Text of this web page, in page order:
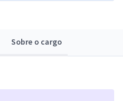
Sobre o cargo